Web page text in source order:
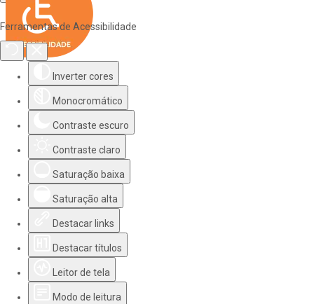
Ferramentas de Acessibilidade
Inverter cores
Monocromático
Contraste escuro
Contraste claro
Saturação baixa
Saturação alta
Destacar links
Destacar títulos
Leitor de tela
Modo de leitura